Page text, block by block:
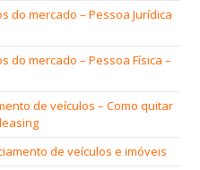
do mercado – Pessoa Jurídica
do mercado – Pessoa Física –
de veículos – Como quitar
de veículos e imóveis